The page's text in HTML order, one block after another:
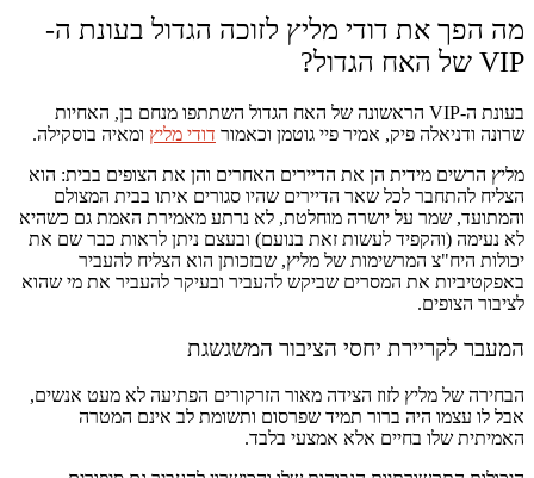
מה הפך את דודי מליץ לזוכה הגדול בעונת ה-
VIP של האח הגדול?
בעונת ה-VIP הראשונה של האח הגדול השתתפו מנחם בן, האחיות
שרונה ודניאלה פיק, אמיר פיי גוטמן וכאמור דודי מליץ ומאיה בוסקילה.
מליץ הרשים מידית הן את הדיירים האחרים והן את הצופים בבית: הוא
הצליח להתחבר לכל שאר הדיירים שהיו סגורים איתו בבית המצולם
והמתועד, שמר על יושרה מוחלטת, לא נרתע מאמירת האמת גם כשהיא
לא נעימה (והקפיד לעשות זאת בנועם) ובעצם ניתן לראות כבר שם את
יכולות היח"צ המרשימות של מליץ, שבזכותן הוא הצליח להעביר
באפקטיביות את המסרים שביקש להעביר ובעיקר להעביר את מי שהוא
לציבור הצופים.
המעבר לקריירת יחסי הציבור המשגשגת
הבחירה של מליץ לזוז הצידה מאור הזרקורים הפתיעה לא מעט אנשים,
אבל לו עצמו היה ברור תמיד שפרסום ותשומת לב אינם המטרה
האמיתית שלו בחיים אלא אמצעי בלבד.